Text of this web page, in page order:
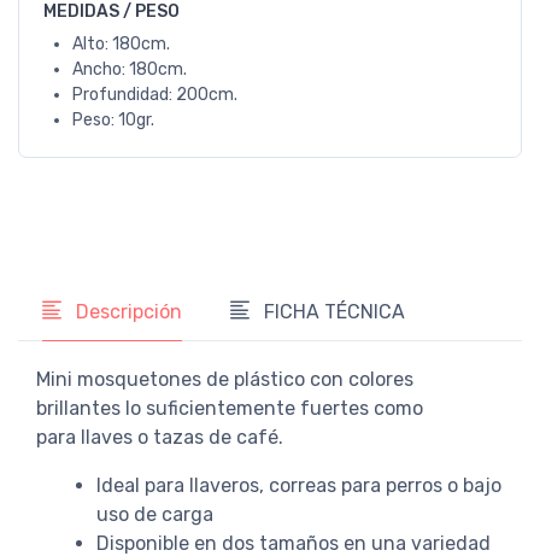
MEDIDAS / PESO
Alto: 180cm.
Ancho: 180cm.
Profundidad: 200cm.
Peso: 10gr.
Descripción FICHA TÉCNICA
Mini mosquetones de plástico con colores
brillantes lo suficientemente fuertes como
para llaves o tazas de café.
Ideal para llaveros, correas para perros o bajo
uso de carga
Disponible en dos tamaños en una variedad